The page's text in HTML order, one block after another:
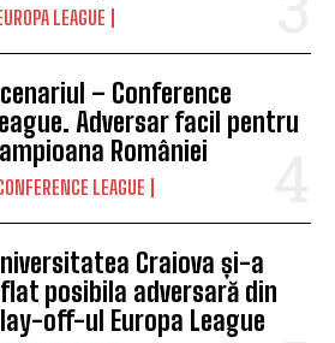
LEAGUE
– Conference
Adversar facil pentru
României
LEAGUE
Craiova și-a
posibila adversară din
off-ul Europa League